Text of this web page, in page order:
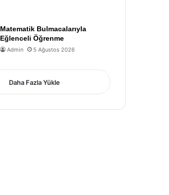
Matematik Bulmacalarıyla
Eğlenceli Öğrenme
Admin 5 Ağustos 2026
Daha Fazla Yükle